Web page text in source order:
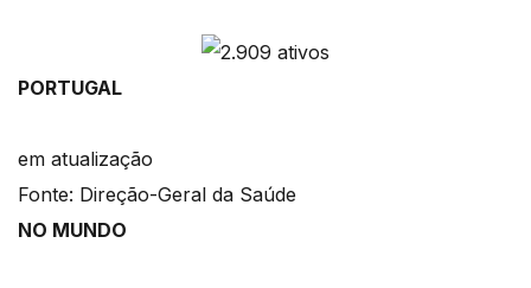
PORTUGAL
em atualização
Fonte: Direção-Geral da Saúde
NO MUNDO